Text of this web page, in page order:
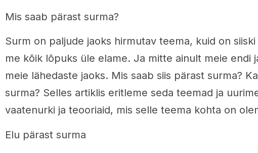
Mis saab pärast surma?
Surm on paljude jaoks hirmutav teema, kuid on
me kõik lõpuks üle elame. Ja mitte ainult meie endi
meie lähedaste jaoks. Mis saab siis pärast surma?
surma? Selles artiklis eritleme seda teemad ja
vaatenurki ja teooriaid, mis selle teema kohta on
Elu pärast surma